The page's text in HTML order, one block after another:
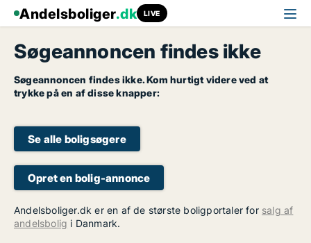
Andelsboliger.dk LIVE
Søgeannoncen findes ikke
Søgeannoncen findes ikke. Kom hurtigt videre ved at
trykke på en af disse knapper:
Se alle boligsøgere
Opret en bolig-annonce
Andelsboliger.dk er en af de største boligportaler for salg af
andelsbolig i Danmark.